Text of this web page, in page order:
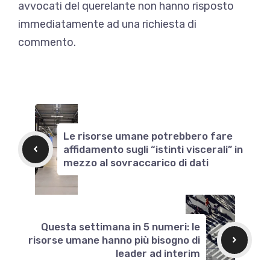
avvocati del querelante non hanno risposto
immediatamente ad una richiesta di
commento.
Le risorse umane potrebbero fare
affidamento sugli “istinti viscerali” in
mezzo al sovraccarico di dati
Questa settimana in 5 numeri: le
risorse umane hanno più bisogno di
leader ad interim